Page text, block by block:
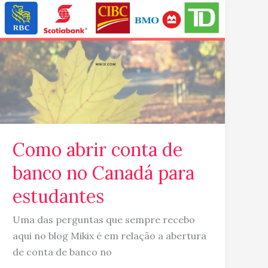
Como abrir conta de
banco no Canadá para
estudantes
Uma das perguntas que sempre recebo
aqui no blog Mikix é em relação a abertura
de conta de banco no
Como
abrir
conta
de
banco
no
Canadá
para